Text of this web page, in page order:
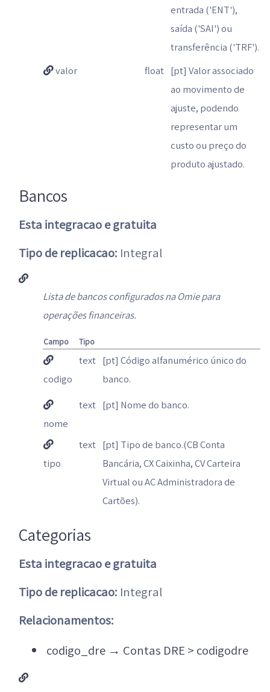
entrada ('ENT'),
saída ('SAI') ou
transferência ('TRF').
valor
float [pt] Valor associado
ao movimento de
ajuste, podendo
representar um
custo ou preço do
produto ajustado.
Bancos
Esta integracao e gratuita
Tipo de replicacao: Integral
Lista de bancos configurados na Omie para
operações financeiras.
Campo Tipo
codigo
text [pt] Código alfanumérico único do
banco.
nome
text [pt] Nome do banco.
tipo
text [pt] Tipo de banco.(CB Conta
Bancária, CX Caixinha, CV Carteira
Virtual ou AC Administradora de
Cartões).
Categorias
Esta integracao e gratuita
Tipo de replicacao: Integral
Relacionamentos:
codigo_dre → Contas DRE > codigodre